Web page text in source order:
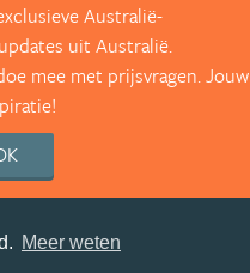
Meer weten
Australië-
uit Australië.
mee met prijsvragen. Jouw